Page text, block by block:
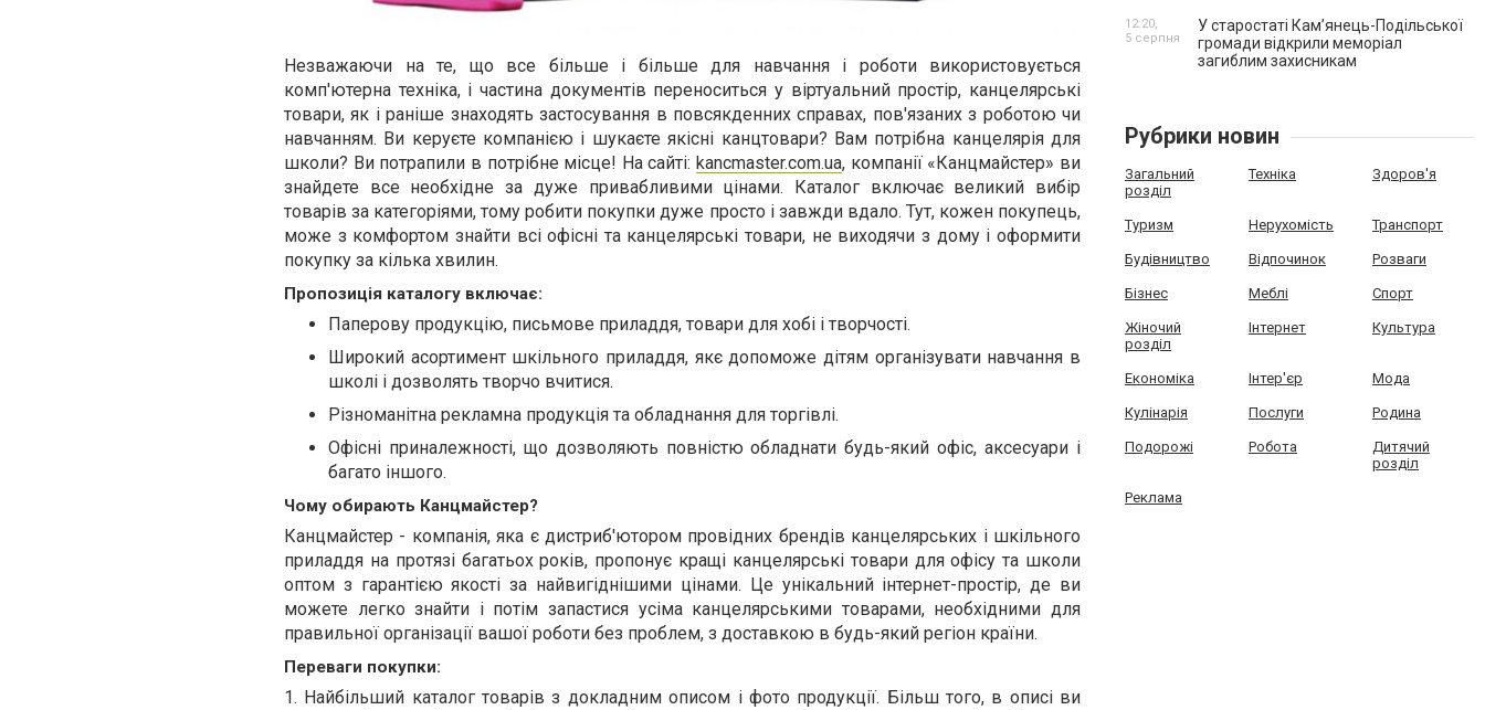
Незважаючи на те, що все більше і більше для навчання і роботи використовується
комп'ютерна техніка, і частина документів переноситься у віртуальний простір, канцелярські
товари, як і раніше знаходять застосування в повсякденних справах, пов'язаних з роботою чи
навчанням. Ви керуєте компанією і шукаєте якісні канцтовари? Вам потрібна канцелярія для
школи? Ви потрапили в потрібне місце! На сайті:kancmaster.com.ua, компанії «Канцмайстер» ви
знайдете все необхідне за дуже привабливими цінами. Каталог включає великий вибір
товарів за категоріями, тому робити покупки дуже просто і завжди вдало. Тут, кожен покупець,
може з комфортом знайти всі офісні та канцелярські товари, не виходячи з дому і оформити
покупку за кілька хвилин.
Пропозиція каталогу включає:
Паперову продукцію, письмове приладдя, товари для хобі і творчості.
Широкий асортимент шкільного приладдя, якєдопоможе дітям організувати навчання в
школі і дозволять творчо вчитися.
Різноманітна рекламна продукція та обладнання для торгівлі.
Офісні приналежності, що дозволяють повністю обладнати будь-який офіс, аксесуари і
багато іншого.
Чому обирають Канцмайстер?
Канцмайстер - компанія, яка є дистриб'ютором провідних брендів канцелярських і шкільного
приладдя на протязі багатьох років, пропонує кращі канцелярські товари для офісу та школи
оптом з гарантією якості за найвигіднішими цінами. Це унікальнийінтернет-простір, де ви
можете легко знайти і потім запастися усіма канцелярськими товарами, необхідними для
правильної організації вашої роботи без проблем, з доставкою в будь-який регіон країни.
Переваги покупки:
1. Найбільший каталог товарів з докладним описом і фото продукції. Більш того, в описі ви
У старостаті Кам’янець-Подільської
громади відкрили меморіал
загиблим захисникам
12:20,
5 серпня
Рубрики новин
Загальний
розділ
Техніка Здоров'я
Туризм Нерухомість Транспорт
Будівництво Відпочинок Розваги
Бізнес Меблі Спорт
Жіночий
розділ
Інтернет Культура
Економіка Інтер'єр Мода
Кулінарія Послуги Родина
Подорожі Робота
Дитячий
розділ
Реклама